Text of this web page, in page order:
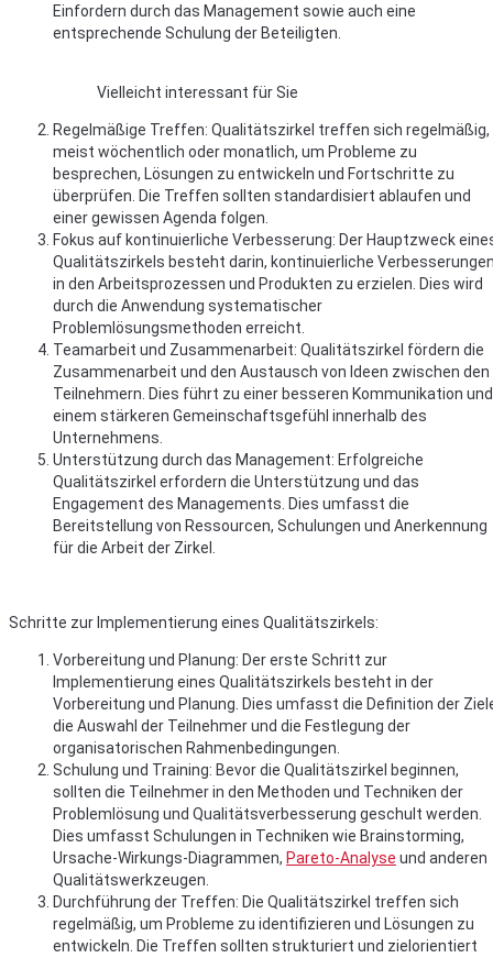
Einfordern durch das Management sowie auch eine
entsprechende Schulung der Beteiligten.
Vielleicht interessant für Sie
Regelmäßige Treffen: Qualitätszirkel treffen sich regelmäßig,
meist wöchentlich oder monatlich, um Probleme zu
besprechen, Lösungen zu entwickeln und Fortschritte zu
überprüfen. Die Treffen sollten standardisiert ablaufen und
einer gewissen Agenda folgen.
Fokus auf kontinuierliche Verbesserung: Der Hauptzweck
Qualitätszirkels besteht darin, kontinuierliche
in den Arbeitsprozessen und Produkten zu erzielen. Dies wird
durch die Anwendung systematischer
Problemlösungsmethoden erreicht.
Teamarbeit und Zusammenarbeit: Qualitätszirkel fördern die
Zusammenarbeit und den Austausch von Ideen zwischen den
Teilnehmern. Dies führt zu einer besseren Kommunikation und
einem stärkeren Gemeinschaftsgefühl innerhalb des
Unternehmens.
Unterstützung durch das Management: Erfolgreiche
Qualitätszirkel erfordern die Unterstützung und das
Engagement des Managements. Dies umfasst die
Bereitstellung von Ressourcen, Schulungen und Anerkennung
für die Arbeit der Zirkel.
Schritte zur Implementierung eines Qualitätszirkels:
Vorbereitung und Planung: Der erste Schritt zur
Implementierung eines Qualitätszirkels besteht in der
Vorbereitung und Planung. Dies umfasst die Definition der
die Auswahl der Teilnehmer und die Festlegung der
organisatorischen Rahmenbedingungen.
Schulung und Training: Bevor die Qualitätszirkel beginnen,
sollten die Teilnehmer in den Methoden und Techniken der
Problemlösung und Qualitätsverbesserung geschult werden.
Dies umfasst Schulungen in Techniken wie Brainstorming,
Ursache-Wirkungs-Diagrammen, Pareto-Analyse und anderen
Qualitätswerkzeugen.
Durchführung der Treffen: Die Qualitätszirkel treffen sich
regelmäßig, um Probleme zu identifizieren und Lösungen zu
entwickeln. Die Treffen sollten strukturiert und zielorientiert